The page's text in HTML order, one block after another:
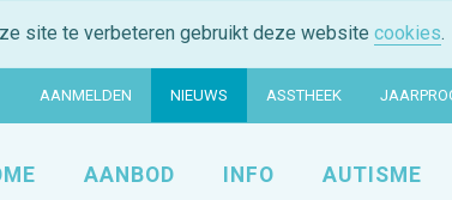
site te verbeteren gebruikt deze website cookies.
AANMELDEN NIEUWS ASSTHEEK
AANBOD INFO AUTISME